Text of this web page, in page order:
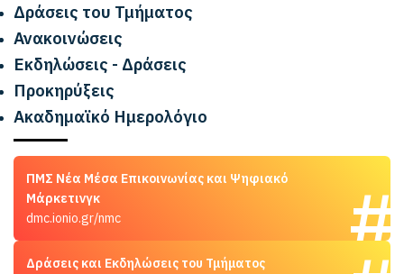
Δράσεις του Τμήματος
Ανακοινώσεις
Εκδηλώσεις - Δράσεις
Προκηρύξεις
Ακαδημαϊκό Ημερολόγιο
ΠΜΣ Νέα Μέσα Επικοινωνίας και Ψηφιακό
Μάρκετινγκ
dmc.ionio.gr/nmc
Δράσεις και Εκδηλώσεις του Τμήματος